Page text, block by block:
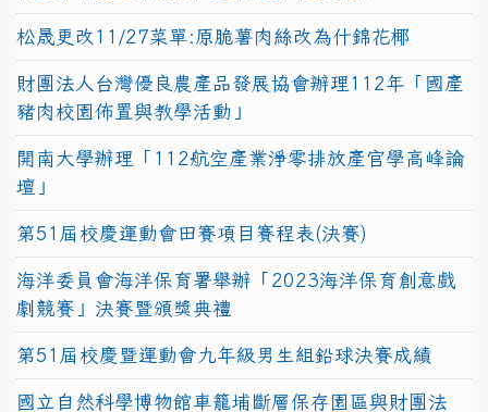
松晟更改11/27菜單:原脆薯肉絲改為什錦花椰
財團法人台灣優良農產品發展協會辦理112年「國產
豬肉校園佈置與教學活動」
開南大學辦理「112航空產業淨零排放產官學高峰論
壇」
第51屆校慶運動會田賽項目賽程表(決賽)
海洋委員會海洋保育署舉辦「2023海洋保育創意戲
劇競賽」決賽暨頒獎典禮
第51屆校慶暨運動會九年級男生組鉛球決賽成績
國立自然科學博物館車籠埔斷層保存園區與財團法